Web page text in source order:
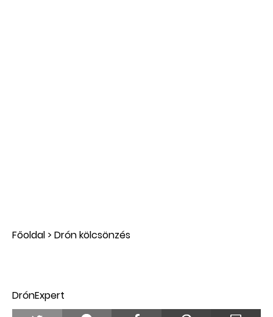
Főoldal> Drón kölcsönzés
DrónExpert